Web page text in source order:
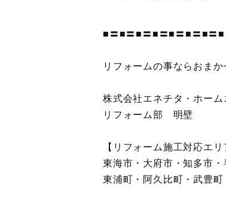
■〓■〓■〓■〓■〓■〓■〓
リフォームの事ならおまか
株式会社エネチタ・ホーム
リフォーム部 明壁
【リフォーム施工対応エリ
東海市・大府市・知多市・
東浦町・阿久比町・武豊